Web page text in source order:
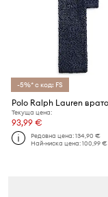
-5%* с код: FS
Текуща цена:
93,99 €
Редовна цена:134,90 €
Най-ниска цена:100,99 €